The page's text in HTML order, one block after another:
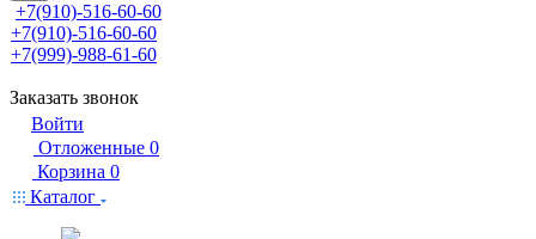
+7(910)-516-60-60
+7(910)-516-60-60
+7(999)-988-61-60
Заказать звонок
Войти
Отложенные 0
Корзина 0
Каталог